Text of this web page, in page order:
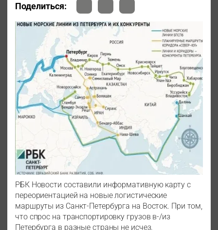
Поделиться:
РБК Новости составили информативную карту с
переориентацией на новые логистические
маршруты из Санкт-Петербурга на Восток. При том,
что спрос на транспортировку грузов в-/из
Петербурга в разные страны не исчез.